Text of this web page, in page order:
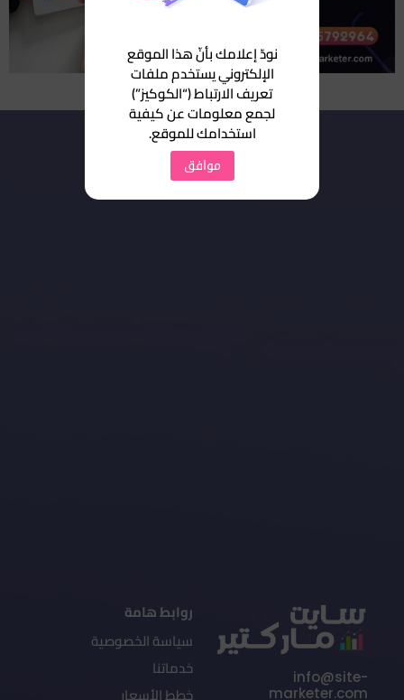
info@site-
marketer.com
روابط هامة
سياسة الخصوصية
خدماتنا
نودّ إعلامك بأنّ هذا الموقع
الإلكتروني يستخدم ملفات
تعريف الارتباط (“الكوكيز”)
لجمع معلومات عن كيفية
استخدامك للموقع.
موافق